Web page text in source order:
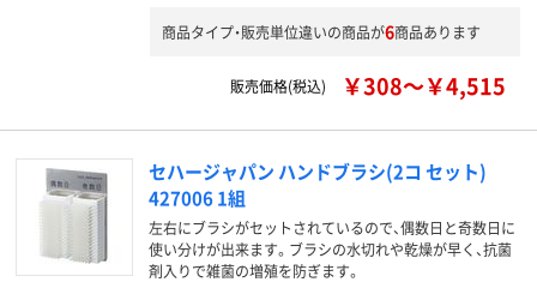
商品タイプ・販売単位違いの商品が6商品あります
販売価格(税込) ￥308～￥4,515
セハージャパン ハンドブラシ(2コ セット)
427006 1組
左右にブラシがセットされているので、偶数日と奇数日に
使い分けが出来ます。ブラシの水切れや乾燥が早く、抗菌
剤入りで雑菌の増殖を防ぎます。